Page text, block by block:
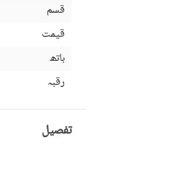
قسم
قیمت
باتھ
رقبہ
تفصیل